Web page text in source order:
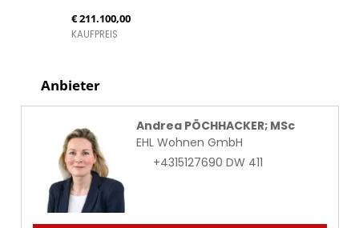
€ 211.100,00
KAUFPREIS
Anbieter
Andrea PÖCHHACKER; MSc
EHL Wohnen GmbH
+4315127690 DW 411